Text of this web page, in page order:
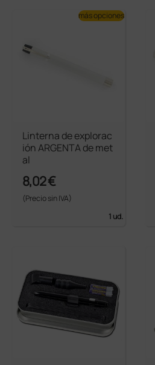
Linterna de explorac
ión ARGENTA de met
al
8,02 €
(Precio sin IVA)
1 ud.
más opciones